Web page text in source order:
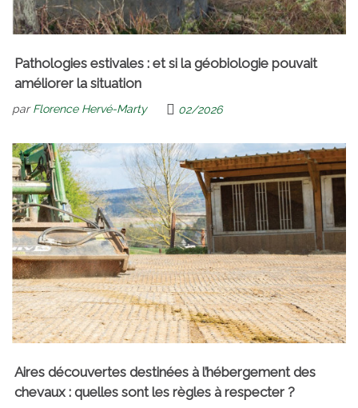
Pathologies estivales : et si la géobiologie pouvait
améliorer la situation
parFlorence Hervé-Marty 02/2026
Aires découvertes destinées à l’hébergement des
chevaux : quelles sont les règles à respecter ?